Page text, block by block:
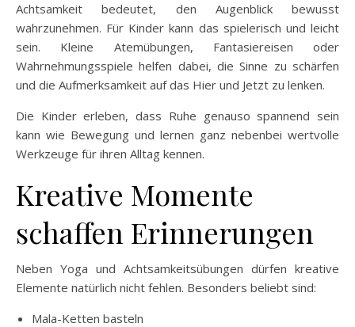
Achtsamkeit bedeutet, den Augenblick bewusst
wahrzunehmen. Für Kinder kann das spielerisch und leicht
sein. Kleine Atemübungen, Fantasiereisen oder
Wahrnehmungsspiele helfen dabei, die Sinne zu schärfen
und die Aufmerksamkeit auf das Hier und Jetzt zu lenken.
Die Kinder erleben, dass Ruhe genauso spannend sein
kann wie Bewegung und lernen ganz nebenbei wertvolle
Werkzeuge für ihren Alltag kennen.
Kreative Momente
schaffen Erinnerungen
Neben Yoga und Achtsamkeitsübungen dürfen kreative
Elemente natürlich nicht fehlen. Besonders beliebt sind:
Mala-Ketten basteln